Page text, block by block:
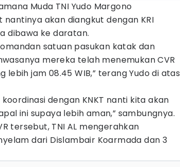
Muda TNI Yudo Margono
akan diangkut dengan KRI
dibawa ke daratan.
satuan pasukan katak dan
mereka telah menemukan CVR
jam 08.45 WIB,” terang Yudo di atas
dengan KNKT nanti kita akan
ini supaya lebih aman,” sambungnya.
tersebut, TNI AL mengerahkan
dari Dislambair Koarmada dan 3